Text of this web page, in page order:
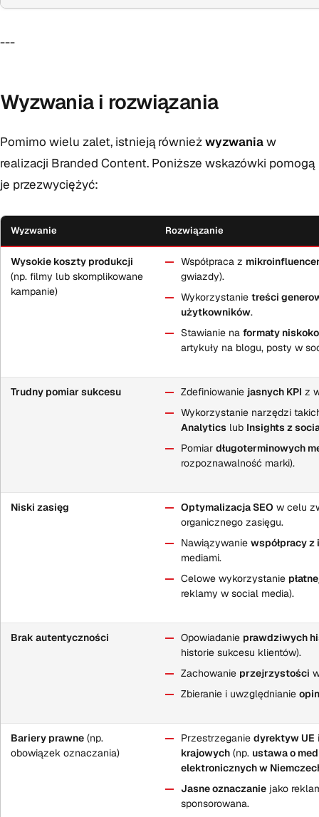
---
Wyzwania i rozwiązania
Pomimo wielu zalet, istnieją równieżwyzwaniaw
realizacji Branded Content. Poniższe wskazówki pomogą
je przezwyciężyć:
Wyzwanie Rozwiązanie
Wysokie koszty produkcji
(np. filmy lub skomplikowane
kampanie)
Współpraca z
gwiazdy).
Wykorzystanietreści
użytkowników.
Stawianie naformaty
artykuły na blogu, posty w
Trudny pomiar sukcesu Zdefiniowanie jasnych KPI z
Wykorzystanie narzędzi
Analytics lub Insights z
Pomiardługoterminowych
rozpoznawalność marki).
Niski zasięg Optymalizacja SEO w celu
organicznego zasięgu.
Nawiązywaniewspółpracy
mediami.
Celowe wykorzystanie
reklamy w social media).
Brak autentyczności Opowiadanie prawdziwych
historie sukcesu klientów).
Zachowanie przejrzystości
Zbieranie i uwzględnianie
Bariery prawne (np.
obowiązek oznaczania)
Przestrzeganiedyrektyw UE
krajowych (np. ustawa o
elektronicznych w
Jasne oznaczanie jako
sponsorowana.